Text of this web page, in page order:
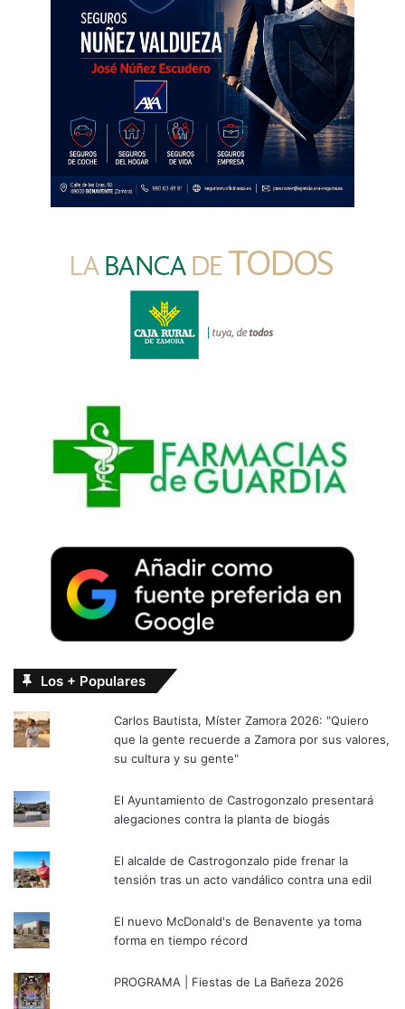
Los + Populares
Carlos Bautista, Míster Zamora 2026: "Quiero
que la gente recuerde a Zamora por sus valores,
su cultura y su gente"
El Ayuntamiento de Castrogonzalo presentará
alegaciones contra la planta de biogás
El alcalde de Castrogonzalo pide frenar la
tensión tras un acto vandálico contra una edil
El nuevo McDonald's de Benavente ya toma
forma en tiempo récord
PROGRAMA | Fiestas de La Bañeza 2026